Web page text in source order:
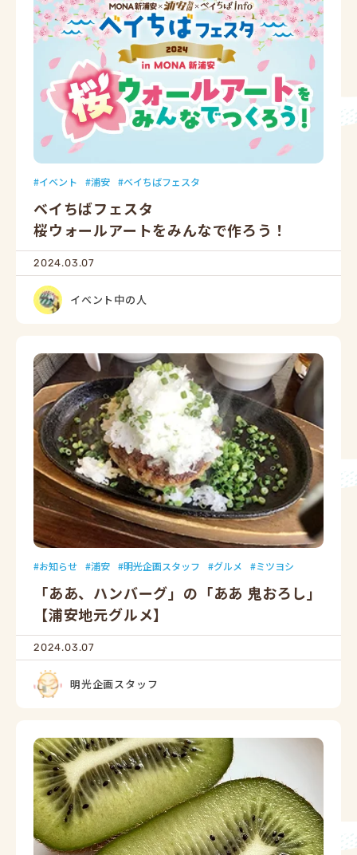
イベント 浦安 ベイちばフェスタ
ベイちばフェスタ
桜ウォールアートをみんなで作ろう！
2024.03.07
イベント中の人
お知らせ 浦安 明光企画スタッフ グルメ ミツヨシ
「ああ、ハンバーグ」の「ああ 鬼おろし」
【浦安地元グルメ】
2024.03.07
明光企画スタッフ